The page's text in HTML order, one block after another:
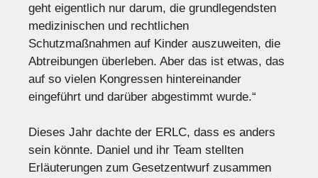
geht eigentlich nur darum, die grundlegendsten
medizinischen und rechtlichen
Schutzmaßnahmen auf Kinder auszuweiten, die
Abtreibungen überleben. Aber das ist etwas, das
auf so vielen Kongressen hintereinander
eingeführt und darüber abgestimmt wurde.“
Dieses Jahr dachte der ERLC, dass es anders
sein könnte. Daniel und ihr Team stellten
Erläuterungen zum Gesetzentwurf zusammen